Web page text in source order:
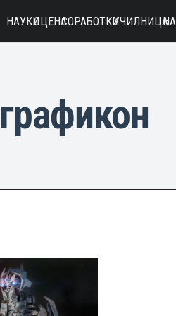
НАУКИСЦЕНАСОРАБОТКИУЧИЛНИЦА